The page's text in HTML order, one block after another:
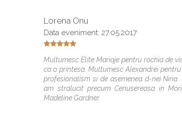
Lorena Onu
Data eveniment: 27.05.2017
Multumesc Elite Mariaje pentru rochia de
ca o printesa. Multumesc Alexandrei
profesionalism si de asemenea d-nei
am stralucit precum Cenusereasa in
Madeline Gardner.